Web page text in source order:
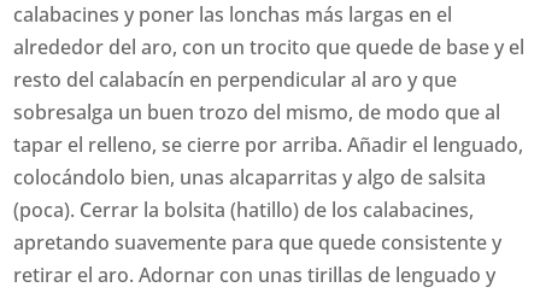
calabacines y poner las lonchas más largas en el
alrededor del aro, con un trocito que quede de base y el
resto del calabacín en perpendicular al aro y que
sobresalga un buen trozo del mismo, de modo que al
tapar el relleno, se cierre por arriba. Añadir el lenguado,
colocándolo bien, unas alcaparritas y algo de salsita
(poca). Cerrar la bolsita (hatillo) de los calabacines,
apretando suavemente para que quede consistente y
retirar el aro. Adornar con unas tirillas de lenguado y